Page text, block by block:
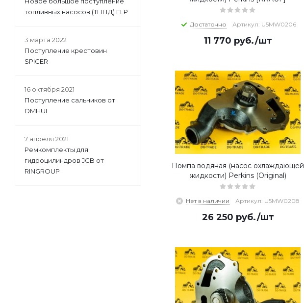
Достаточно Артикул: U5MW0206
11 770 руб./шт
Помпа водяная (насос охлаждающей
жидкости) Perkins (Original)
Нет в наличии Артикул: U5MW0208
26 250 руб./шт
топливных насосов (ТННД) FLP
3 марта 2022
Поступление крестовин
SPICER
16 октября 2021
Поступление сальников от
DMHUI
7 апреля 2021
Ремкомплекты для
гидроцилиндров JCB от
RINGROUP